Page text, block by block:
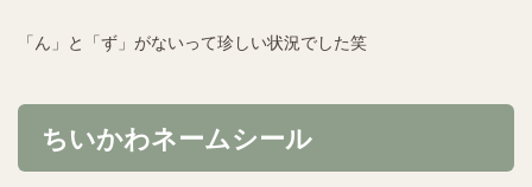
「ん」と「ず」がないって珍しい状況でした笑
ちいかわネームシール